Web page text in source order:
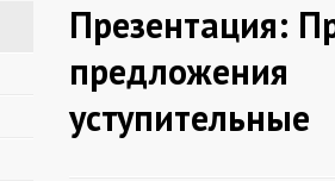
Презентация:
предложения
уступительные